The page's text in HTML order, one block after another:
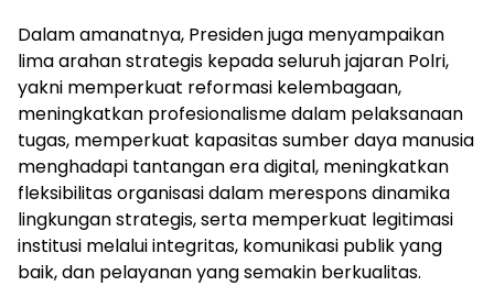
Dalam amanatnya, Presiden juga menyampaikan
lima arahan strategis kepada seluruh jajaran Polri,
yakni memperkuat reformasi kelembagaan,
meningkatkan profesionalisme dalam pelaksanaan
tugas, memperkuat kapasitas sumber daya manusia
menghadapi tantangan era digital, meningkatkan
fleksibilitas organisasi dalam merespons dinamika
lingkungan strategis, serta memperkuat legitimasi
institusi melalui integritas, komunikasi publik yang
baik, dan pelayanan yang semakin berkualitas.